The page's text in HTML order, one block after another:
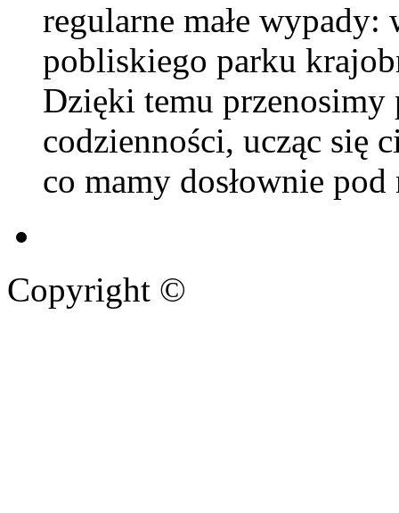
regularne małe
pobliskiego parku
Dzięki temu przenosimy
codzienności, ucząc się
co mamy dosłownie pod
Copyright ©